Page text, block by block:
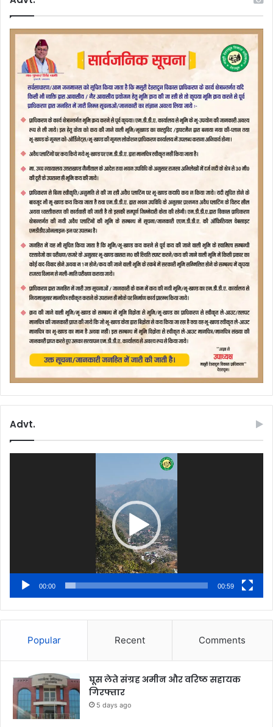
Advt.
00:00 00:59
Popular Recent Comments
घूस लेते संग्रह अमीन और वरिष्ठ सहायक
गिरफ्तार
5 days ago